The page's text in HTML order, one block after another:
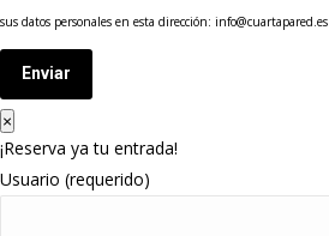
sus datos personales en esta dirección: info@cuartapared.es
Enviar
×
¡Reserva ya tu entrada!
Usuario (requerido)